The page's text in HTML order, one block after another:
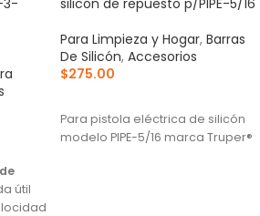
útil
Para Limpieza y Hogar, Barras
De Silicón, Accesorios
$275.00
Para pistola eléctrica de silicón
modelo PIPE-5/16 marca Truper®